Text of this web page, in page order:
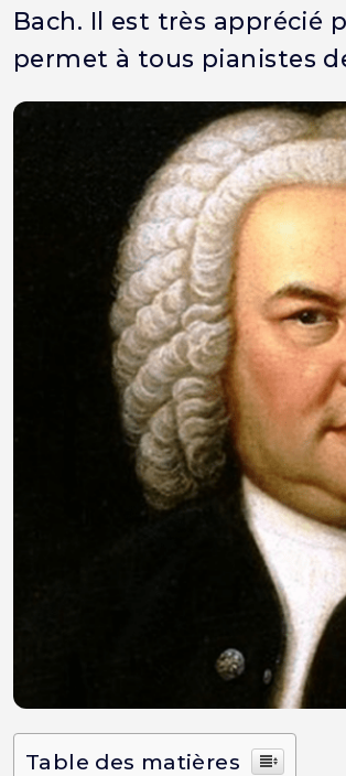
Bach. Il est très apprécié
permet à tous pianistes
Table des matières